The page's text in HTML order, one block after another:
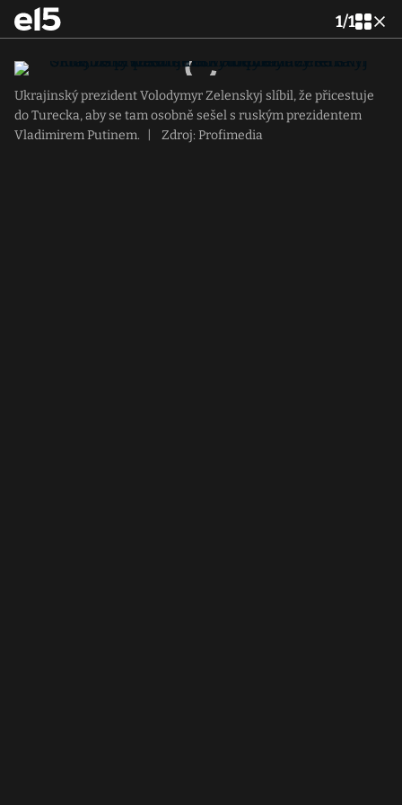
1/1
Ukrajinský prezident Volodymyr Zelenskyj slíbil, že přicestuje
do Turecka, aby se tam osobně sešel s ruským prezidentem
Vladimirem Putinem.
Zdroj: Profimedia